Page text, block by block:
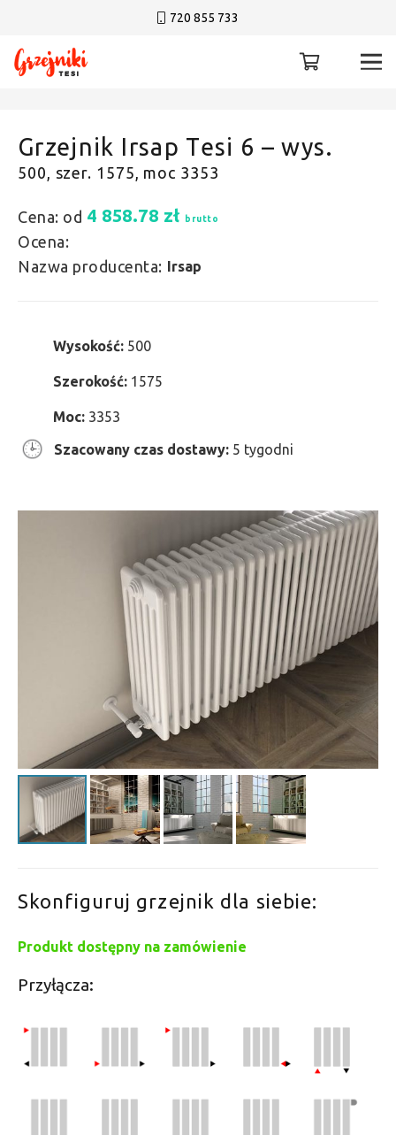
720 855 733
Grzejnik Irsap Tesi 6 – wys.
500, szer. 1575, moc 3353
Cena: od 4 858.78 zł brutto
Ocena:
Nazwa producenta: Irsap
Wysokość: 500
Szerokość: 1575
Moc: 3353
Szacowany czas dostawy: 5 tygodni
Skonfiguruj grzejnik dla siebie:
Produkt dostępny na zamówienie
Przyłącza: